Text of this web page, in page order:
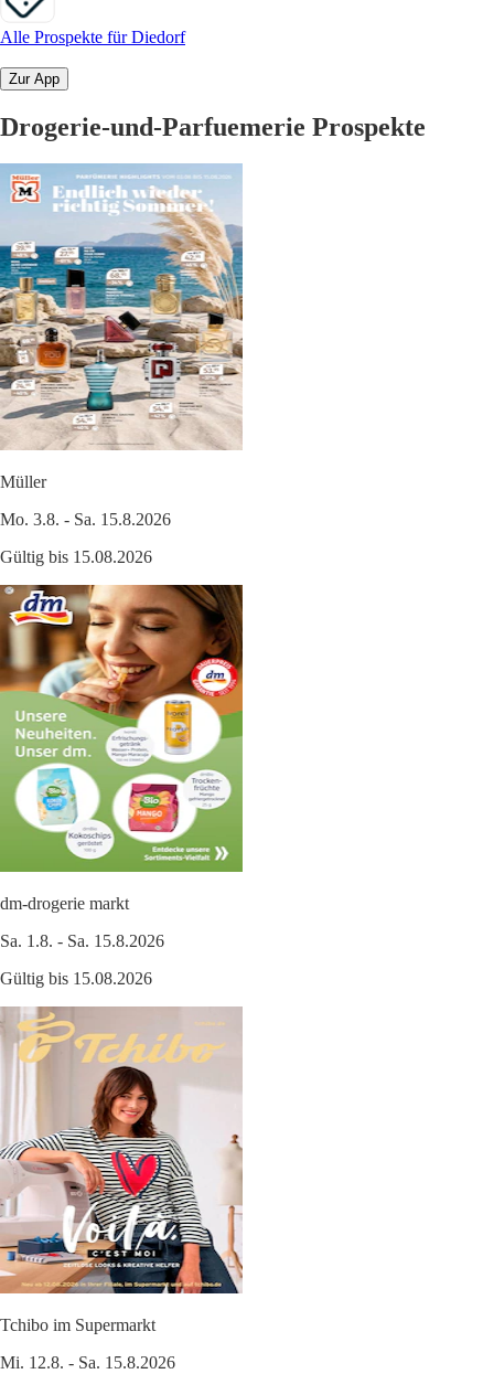
Alle Prospekte für Diedorf
Zur App
Drogerie-und-Parfuemerie Prospekte
Müller
Mo. 3.8. - Sa. 15.8.2026
Gültig bis 15.08.2026
dm-drogerie markt
Sa. 1.8. - Sa. 15.8.2026
Gültig bis 15.08.2026
Tchibo im Supermarkt
Mi. 12.8. - Sa. 15.8.2026